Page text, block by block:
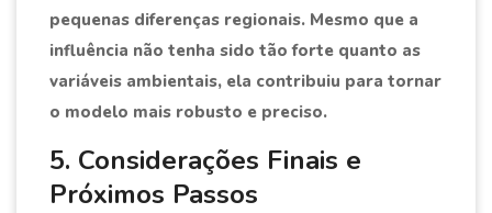
pequenas diferenças regionais. Mesmo que a
influência não tenha sido tão forte quanto as
variáveis ambientais, ela contribuiu para tornar
o modelo mais robusto e preciso.
5. Considerações Finais e
Próximos Passos